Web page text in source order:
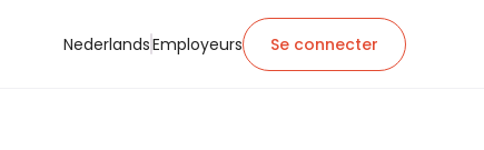
NederlandsEmployeurs Se connecter